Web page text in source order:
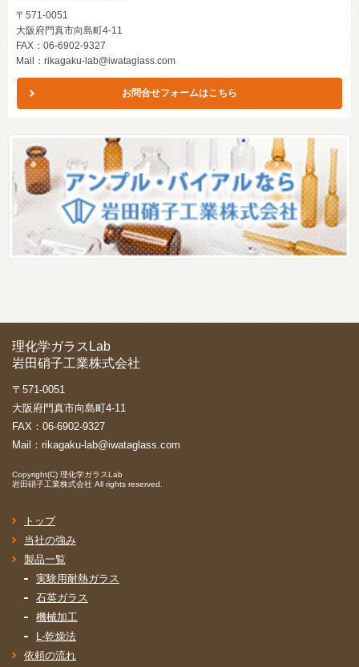
〒571-0051
大阪府門真市向島町4-11
FAX：06-6902-9327
Mail： rikagaku-lab@iwataglass.com
お問合せフォームはこちら
理化学ガラスLab
岩田硝子工業株式会社
〒571-0051
大阪府門真市向島町4-11
FAX：06-6902-9327
Mail： rikagaku-lab@iwataglass.com
Copyright(C) 理化学ガラスLab
岩田硝子工業株式会社 All rights reserved.
トップ
当社の強み
製品一覧
実験用耐熱ガラス
石英ガラス
機械加工
L-乾燥法
依頼の流れ